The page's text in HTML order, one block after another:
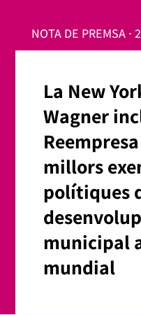
NOTA DE PREMSA
La New
Wagner
millors
polítiques
municipal
mundial